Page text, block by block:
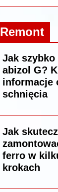
Remont
Jak szybko
abizol G?
informacje
schnięcia
Jak
ferro w
krokach